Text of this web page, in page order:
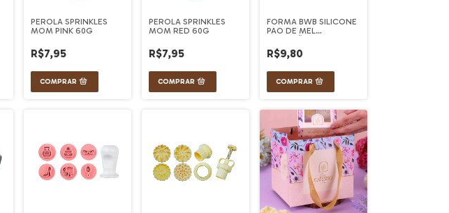
PEROLA SPRINKLES
MOM PINK 60G
R$7,95
PEROLA SPRINKLES
MOM RED 60G
R$7,95
FORMA BWB SILICONE
PAO DE MEL
(REF.99)
R$9,80